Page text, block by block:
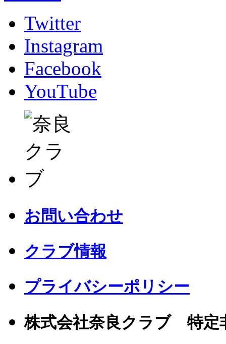
Twitter
Instagram
Facebook
YouTube
お問い合わせ
クラブ情報
プライバシーポリシー
株式会社奈良クラブ 特定